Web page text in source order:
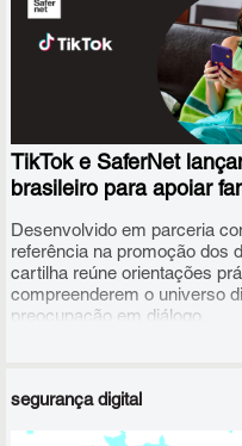
TikTok e SaferNet
brasileiro para apoiar
Desenvolvido em parceria
referência na promoção dos
cartilha reúne orientações
compreenderem o universo
preocupação em diálogo.
segurança digital